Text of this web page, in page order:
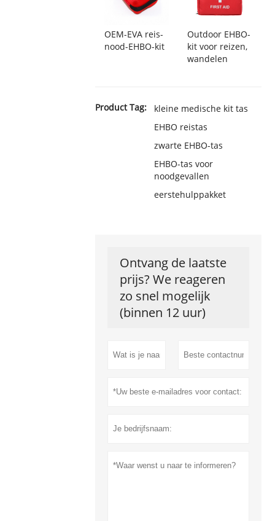
OEM-EVA reis-
nood-EHBO-kit
Outdoor EHBO-
kit voor reizen,
wandelen
Product Tag:
kleine medische kit tas
EHBO reistas
zwarte EHBO-tas
EHBO-tas voor
noodgevallen
eerstehulppakket
Ontvang de laatste
prijs? We reageren
zo snel mogelijk
(binnen 12 uur)